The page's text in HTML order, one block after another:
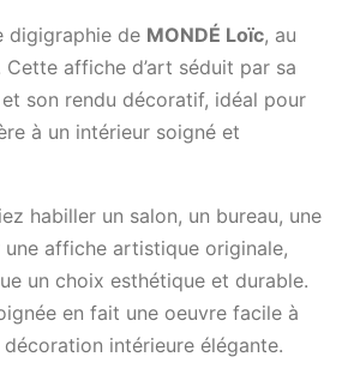
digigraphie de MONDÉ Loïc, au
affiche d’art séduit par sa
son rendu décoratif, idéal pour
à un intérieur soigné et
habiller un salon, un bureau, une
affiche artistique originale,
un choix esthétique et durable.
en fait une oeuvre facile à
intérieure élégante.